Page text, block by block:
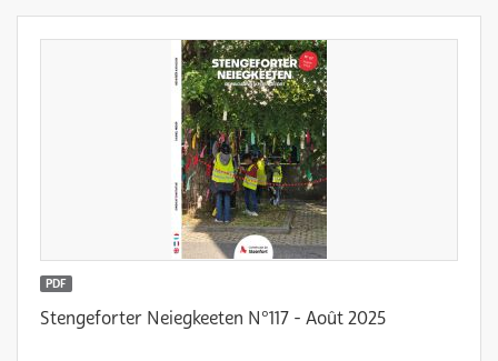
PDF
Stengeforter Neiegkeeten N°117 - Août 2025